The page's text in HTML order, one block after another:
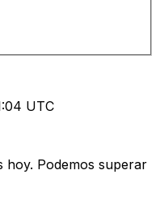
UTC
hoy. Podemos superar